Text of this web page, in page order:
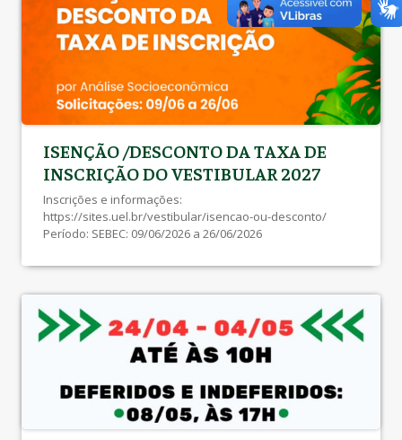
ISENÇÃO /DESCONTO DA TAXA DE
INSCRIÇÃO DO VESTIBULAR 2027
Inscrições e informações:
https://sites.uel.br/vestibular/isencao-ou-desconto/
Período: SEBEC: 09/06/2026 a 26/06/2026